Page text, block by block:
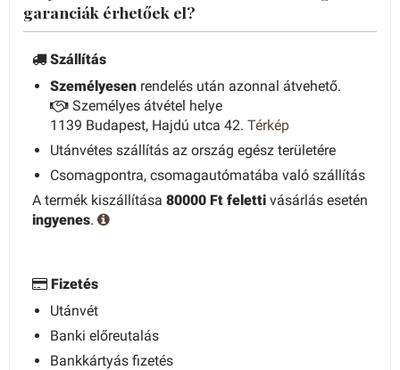
garanciák érhetőek el?
Szállítás
Személyesen rendelés után azonnal átvehető.
Személyes átvétel helye
1139 Budapest, Hajdú utca 42. Térkép
Utánvétes szállítás az ország egész területére
Csomagpontra, csomagautómatába való szállítás
A termék kiszállítása 80000 Ft feletti vásárlás esetén
ingyenes.
Fizetés
Utánvét
Banki előreutalás
Bankkártyás fizetés